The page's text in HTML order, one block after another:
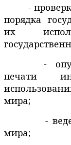
-
порядка
их
-
печати
мира;
-
мира;